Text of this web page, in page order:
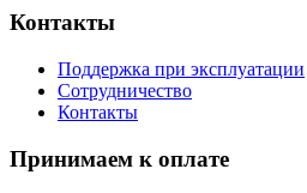
Контакты
Поддержка при эксплуатации
Сотрудничество
Контакты
Принимаем к оплате